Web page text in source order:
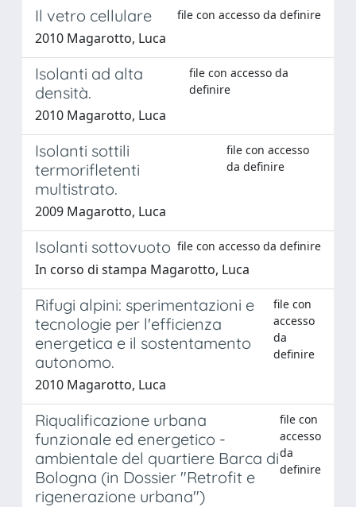
Il vetro cellulare file con accesso da definire
2010 Magarotto, Luca
Isolanti ad alta
densità.
file con accesso da
definire
2010 Magarotto, Luca
Isolanti sottili
termorifletenti
multistrato.
file con accesso
da definire
2009 Magarotto, Luca
Isolanti sottovuoto file con accesso da definire
In corso di stampa Magarotto, Luca
Rifugi alpini: sperimentazioni e
tecnologie per l'efficienza
energetica e il sostentamento
autonomo.
file con
accesso
da
definire
2010 Magarotto, Luca
Riqualificazione urbana
funzionale ed energetico -
ambientale del quartiere Barca di
Bologna (in Dossier "Retrofit e
rigenerazione urbana")
file con
accesso
da
definire